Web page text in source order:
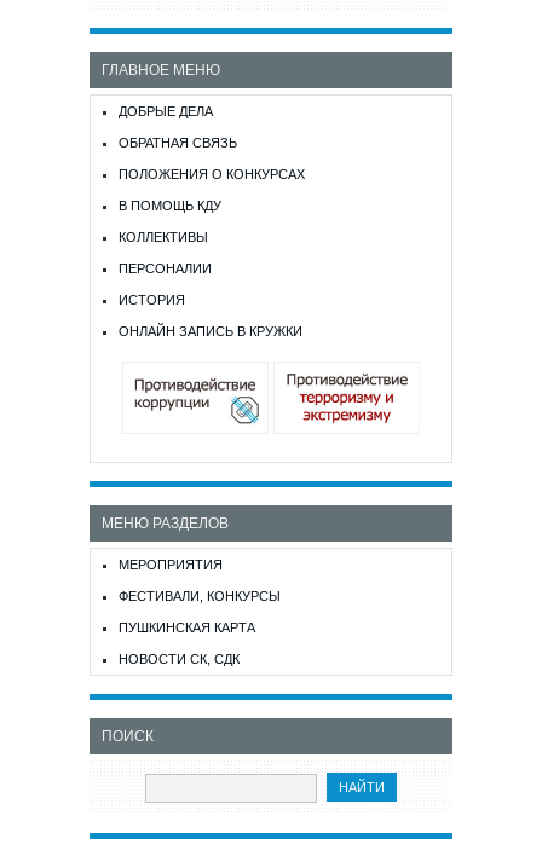
ГЛАВНОЕ МЕНЮ
ДОБРЫЕ ДЕЛА
ОБРАТНАЯ СВЯЗЬ
ПОЛОЖЕНИЯ О КОНКУРСАХ
В ПОМОЩЬ КДУ
КОЛЛЕКТИВЫ
ПЕРСОНАЛИИ
ИСТОРИЯ
ОНЛАЙН ЗАПИСЬ В КРУЖКИ
МЕНЮ РАЗДЕЛОВ
МЕРОПРИЯТИЯ
ФЕСТИВАЛИ, КОНКУРСЫ
ПУШКИНСКАЯ КАРТА
НОВОСТИ СК, СДК
ПОИСК